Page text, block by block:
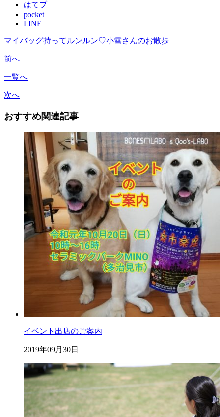
はてブ
pocket
LINE
マイバッグ持ってルンルン♡小雪さんのお散歩
前へ
一覧へ
次へ
おすすめ関連記事
イベント出店のご案内
2019年09月30日